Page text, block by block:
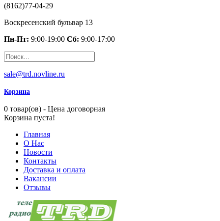
(8162)77-04-29
Воскресенский бульвар 13
Пн-Пт: 9:00-19:00 Сб: 9:00-17:00
sale@trd.novline.ru
Корзина
0 товар(ов) - Цена договорная
Корзина пуста!
Главная
О Нас
Новости
Контакты
Доставка и оплата
Вакансии
Отзывы